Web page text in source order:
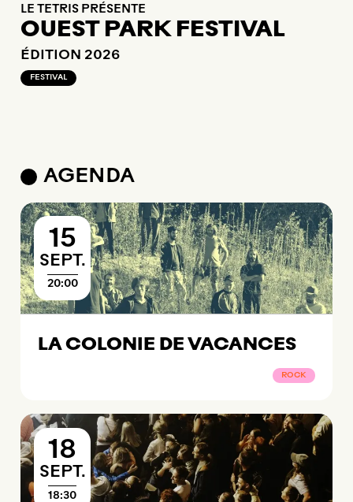
CINÉ TOILES 2026
LE TETRIS PRÉSENTE
OUEST PARK FESTIVAL
FESTIVAL
CINÉ TOILES 2026
LE TETRIS PRÉSENTE
OUEST PARK FESTIVAL
ÉDITION 2026
FESTIVAL
CINÉ TOILES 2026
LE TETRIS PRÉSENTE
OUEST PARK FESTIVAL
FESTIVAL
AGENDA
15
SEPTEMBRE
SEPT.
20:00
LA COLONIE DE VACANCES
ROCK
18
SEPTEMBRE
SEPT.
18:30